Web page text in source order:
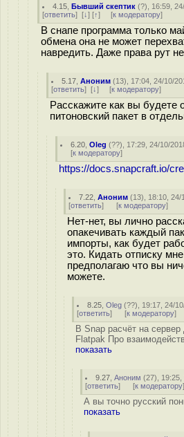
4.15 ,Бывший скептик (?), 16:59,
[ответить] [↓] [↑] [к модератору]
В снапе программа только
обмена она не может
навредить. Даже права рут
5.17 ,Аноним (13), 17:04, 24/10/
[ответить] [↓] [к модератору]
Расскажите как вы будете
питоновский пакет в
6.20 ,Oleg (??), 17:29, 24/10/
[к модератору]
https://docs.snapcraft.io/
7.22 ,Аноним (13), 18:10, 24/
[ответить] [к модератору]
Нет-нет, вы лично
опакечивать каждый
импорты, как будет
это. Кидать отписку
предполагаю что вы
можете.
8.25 ,Oleg (??), 19:17, 24/
[ответить] [к модератору]
В Snap расчёт на сервер
Flatpak Про
показать
9.27 ,Аноним (27), 19:25,
[ответить] [к модератору]
А вы точно русский
показать